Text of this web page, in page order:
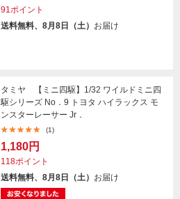
91ポイント
送料無料、8月8日（土） お届け
タミヤ 【ミニ四駆】1/32 ワイルドミニ四
駆シリーズ No．9 トヨタ ハイラックス モ
ンスターレーサー Jr．
(1)
1,180円
118ポイント
送料無料、8月8日（土） お届け